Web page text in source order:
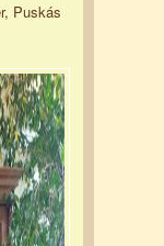
Puskás